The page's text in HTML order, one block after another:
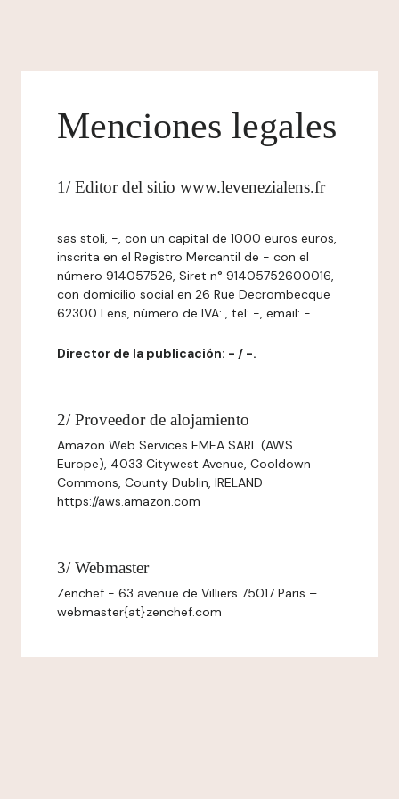
Menciones legales
1/ Editor del sitio www.levenezialens.fr
sas stoli, -, con un capital de 1000 euros euros,
inscrita en el Registro Mercantil de - con el
número 914057526, Siret n° 91405752600016,
con domicilio social en 26 Rue Decrombecque
62300 Lens, número de IVA: , tel: -, email: -
Director de la publicación: - / -.
2/ Proveedor de alojamiento
Amazon Web Services EMEA SARL (AWS
Europe), 4033 Citywest Avenue, Cooldown
Commons, County Dublin, IRELAND
https://aws.amazon.com
3/ Webmaster
Zenchef - 63 avenue de Villiers 75017 Paris –
webmaster{at}zenchef.com